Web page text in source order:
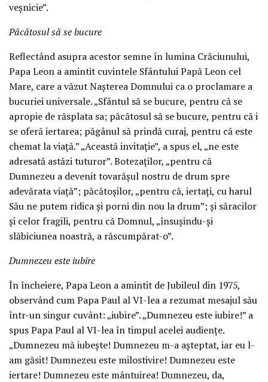
veșnicie”.
Păcătosul să se bucure
Reflectând asupra acestor semne în lumina Crăciunului,
Papa Leon a amintit cuvintele Sfântului Papă Leon cel
Mare, care a văzut Nașterea Domnului ca o proclamare a
bucuriei universale. „Sfântul să se bucure, pentru că se
apropie de răsplata sa; păcătosul să se bucure, pentru că i
se oferă iertarea; păgânul să prindă curaj, pentru că este
chemat la viață.” „Această invitație”, a spus el, „ne este
adresată astăzi tuturor”. Botezaților, „pentru că
Dumnezeu a devenit tovarășul nostru de drum spre
adevărata viață”; păcătoșilor, „pentru că, iertați, cu harul
Său ne putem ridica și porni din nou la drum”; și săracilor
și celor fragili, pentru că Domnul, „însușindu-și
slăbiciunea noastră, a răscumpărat-o”.
Dumnezeu este iubire
În încheiere, Papa Leon a amintit de Jubileul din 1975,
observând cum Papa Paul al VI-lea a rezumat mesajul său
într-un singur cuvânt: „iubire”. „Dumnezeu este iubire!” a
spus Papa Paul al VI-lea în timpul acelei audiențe.
„Dumnezeu mă iubește! Dumnezeu m-a așteptat, iar eu l-
am găsit! Dumnezeu este milostivire! Dumnezeu este
iertare! Dumnezeu este mântuirea! Dumnezeu, da,